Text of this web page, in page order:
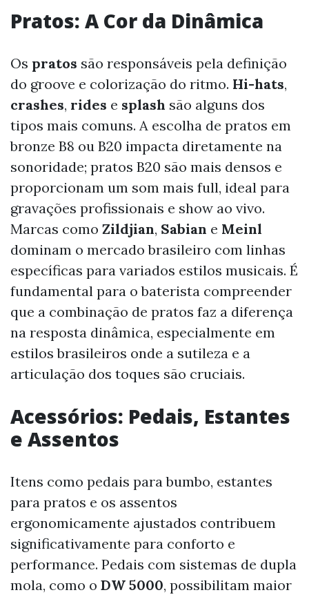
Pratos: A Cor da Dinâmica
Os pratos são responsáveis pela definição
do groove e colorização do ritmo. Hi-hats,
crashes, rides e splash são alguns dos
tipos mais comuns. A escolha de pratos em
bronze B8 ou B20 impacta diretamente na
sonoridade; pratos B20 são mais densos e
proporcionam um som mais full, ideal para
gravações profissionais e show ao vivo.
Marcas como Zildjian, Sabian e Meinl
dominam o mercado brasileiro com linhas
específicas para variados estilos musicais. É
fundamental para o baterista compreender
que a combinação de pratos faz a diferença
na resposta dinâmica, especialmente em
estilos brasileiros onde a sutileza e a
articulação dos toques são cruciais.
Acessórios: Pedais, Estantes
e Assentos
Itens como pedais para bumbo, estantes
para pratos e os assentos
ergonomicamente ajustados contribuem
significativamente para conforto e
performance. Pedais com sistemas de dupla
mola, como o DW 5000, possibilitam maior